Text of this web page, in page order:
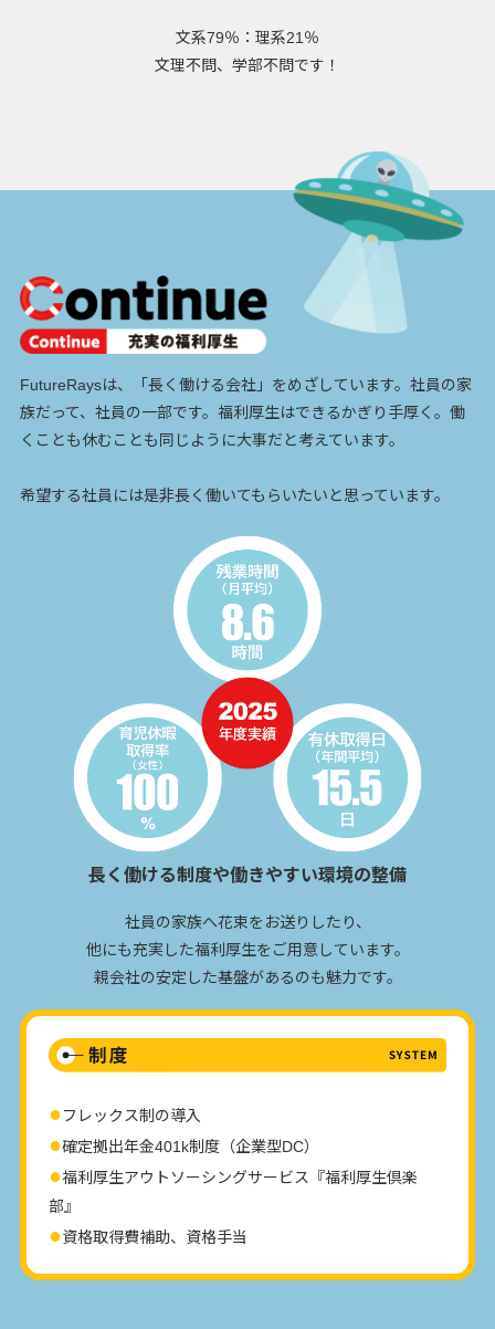
文系79％：理系21％
文理不問、学部不問です！
FutureRaysは、「長く働ける会社」をめざしています。社員の家
族だって、社員の一部です。福利厚生はできるかぎり手厚く。働
くことも休むことも同じように大事だと考えています。
希望する社員には是非長く働いてもらいたいと思っています。
長く働ける制度や働きやすい環境の整備
社員の家族へ花束をお送りしたり、
他にも充実した福利厚生をご用意しています。
親会社の安定した基盤があるのも魅力です。
フレックス制の導入
確定拠出年金401k制度（企業型DC）
福利厚生アウトソーシングサービス『福利厚生倶楽
部』
資格取得費補助、資格手当